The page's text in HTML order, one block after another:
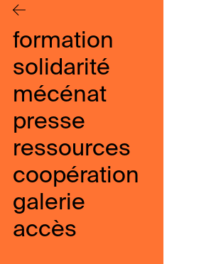
formation
solidarité
mécénat
presse
ressources
coopération
galerie
accès